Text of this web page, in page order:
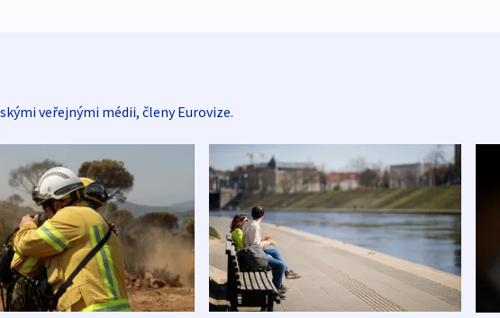
veřejnými médii, členy Eurovize.